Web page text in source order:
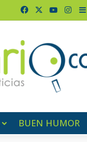
FacebookYouTube
BUEN HUMOR